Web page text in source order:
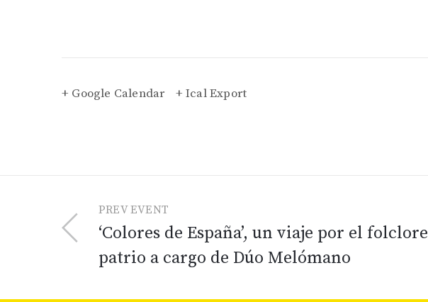
+ Google Calendar + Ical Export
PREV EVENT
‘Colores de España’, un viaje por el folclore
patrio a cargo de Dúo Melómano